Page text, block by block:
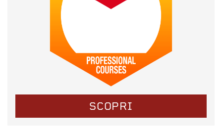
SCOPRI